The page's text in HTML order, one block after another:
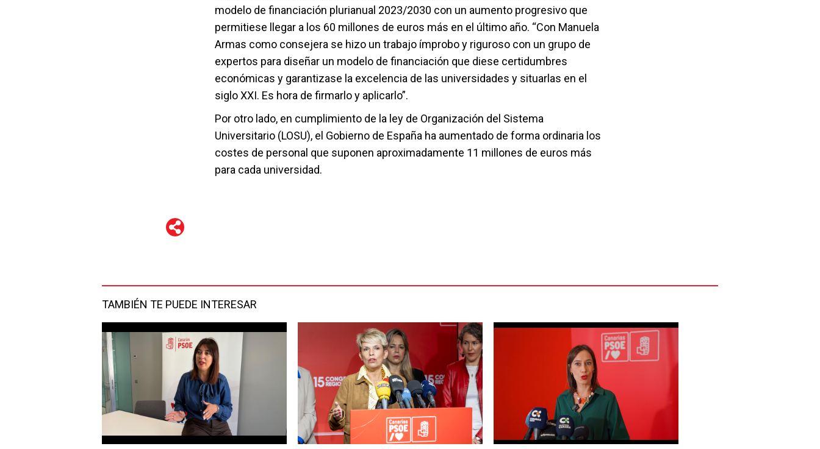
modelo de financiación plurianual 2023/2030 con un aumento progresivo que
permitiese llegar a los 60 millones de euros más en el último año. “Con Manuela
Armas como consejera se hizo un trabajo ímprobo y riguroso con un grupo de
expertos para diseñar un modelo de financiación que diese certidumbres
económicas y garantizase la excelencia de las universidades y situarlas en el
siglo XXI. Es hora de firmarlo y aplicarlo”.
Por otro lado, en cumplimiento de la ley de Organización del Sistema
Universitario (LOSU), el Gobierno de España ha aumentado de forma ordinaria los
costes de personal que suponen aproximadamente 11 millones de euros más
para cada universidad.
TAMBIÉN TE PUEDE INTERESAR